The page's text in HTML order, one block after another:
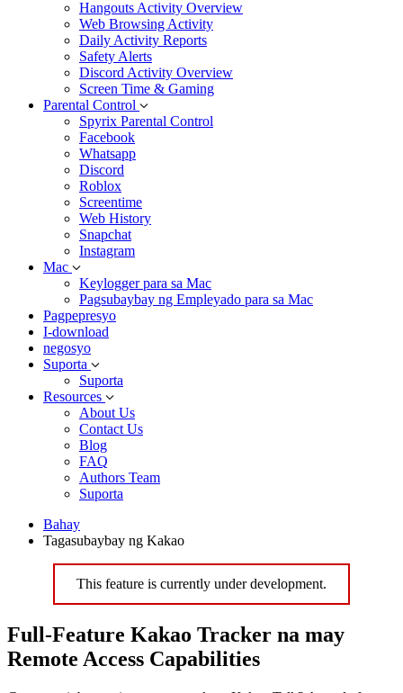
Hangouts Activity Overview
Web Browsing Activity
Daily Activity Reports
Safety Alerts
Discord Activity Overview
Screen Time & Gaming
Parental Control
Spyrix Parental Control
Facebook
Whatsapp
Discord
Roblox
Screentime
Web History
Snapchat
Instagram
Mac
Keylogger para sa Mac
Pagsubaybay ng Empleyado para sa Mac
Pagpepresyo
I-download
negosyo
Suporta
Suporta
Resources
About Us
Contact Us
Blog
FAQ
Authors Team
Suporta
Bahay
Tagasubaybay ng Kakao
This feature is currently under development.
Full-Feature Kakao Tracker na may
Remote Access Capabilities